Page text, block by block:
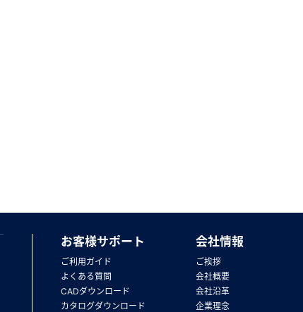
お客様サポート
ご利用ガイド
よくある質問
CADダウンロード
カタログダウンロード
会社情報
ご挨拶
会社概要
会社沿革
企業理念